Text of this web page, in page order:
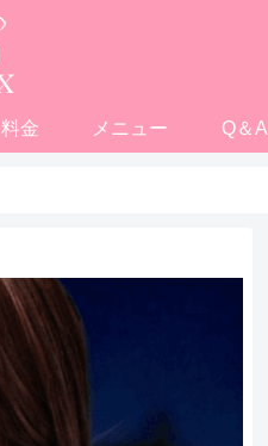
料金 メニュー Q＆A